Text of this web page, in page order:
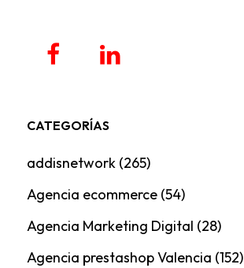
CATEGORÍAS
addisnetwork(265)
Agencia ecommerce(54)
Agencia Marketing Digital (28)
Agencia prestashop Valencia (152)